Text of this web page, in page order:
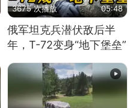
3675 次播放 05:48
俄军坦克兵潜伏敌后半
年，T-72变身“地下堡垒”